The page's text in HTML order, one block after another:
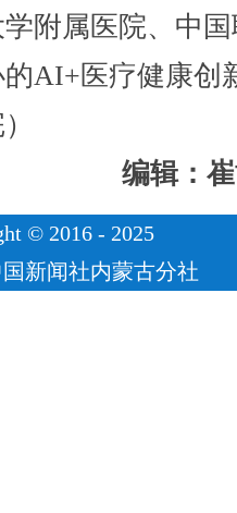
附属医院、中
AI+医疗健康创
编辑：
© 2016 - 2025
新闻社内蒙古分社